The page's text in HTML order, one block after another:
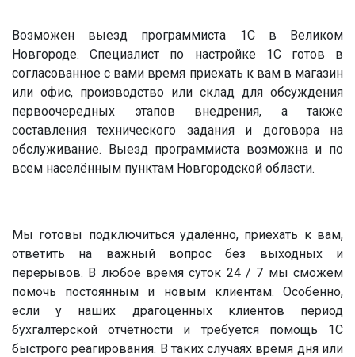
Возможен выезд программиста 1С в Великом
Новгороде. Специалист по настройке 1С готов в
согласованное с вами время приехать к вам в магазин
или офис, производство или склад для обсуждения
первоочередных этапов внедрения, а также
составления технического задания и договора на
обслуживание. Выезд программиста возможна и по
всем населённым пунктам Новгородской области.
Мы готовы подключиться удалённо, приехать к вам,
ответить на важный вопрос без выходных и
перерывов. В любое время суток 24 / 7 мы сможем
помочь постоянным и новым клиентам. Особенно,
если у наших драгоценных клиентов период
бухгалтерской отчётности и требуется помощь 1С
быстрого реагирования. В таких случаях время дня или